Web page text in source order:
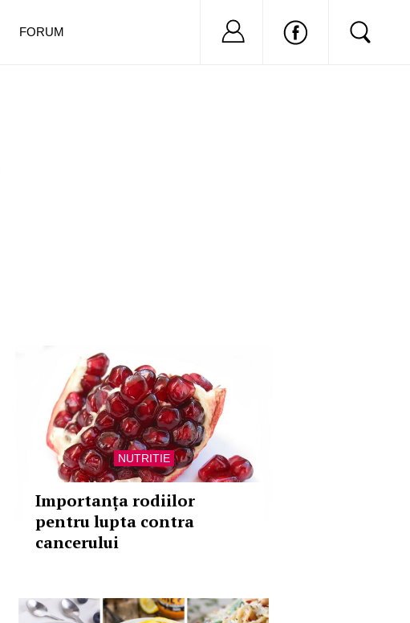
NUTRITIE
Importanța rodiilor
pentru lupta contra
cancerului
FORUM Nu ai cont?